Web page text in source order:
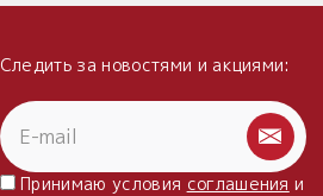
Следить за новостями и акциями:
Принимаю условия соглашения и